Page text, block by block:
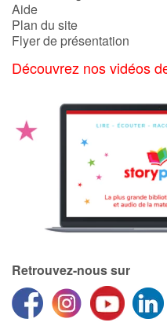
Aide
Plan du site
Flyer de présentation
Découvrez nos vidéos
Retrouvez-nous sur